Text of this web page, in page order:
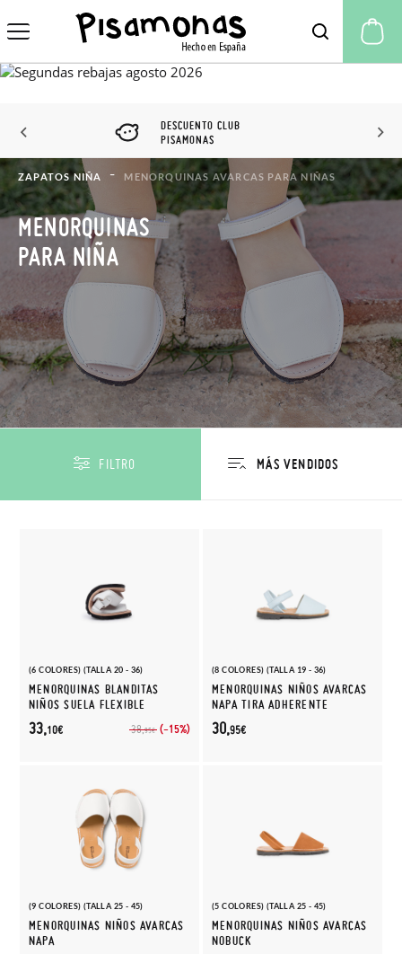
DESCUENTO CLUB
PISAMONAS
ZAPATOS NIÑA MENORQUINAS AVARCAS PARA NIÑAS
MENORQUINAS
PARA NIÑA
FILTRO
(6 COLORES) (TALLA 20 - 36)
MENORQUINAS BLANDITAS
NIÑOS SUELA FLEXIBLE
38,95€ (-15%)
33,10€
(8 COLORES) (TALLA 19 - 36)
MENORQUINAS NIÑOS AVARCAS
NAPA TIRA ADHERENTE
30,95€
(9 COLORES) (TALLA 25 - 45)
MENORQUINAS NIÑOS AVARCAS
NAPA
(5 COLORES) (TALLA 25 - 45)
MENORQUINAS NIÑOS AVARCAS
NOBUCK